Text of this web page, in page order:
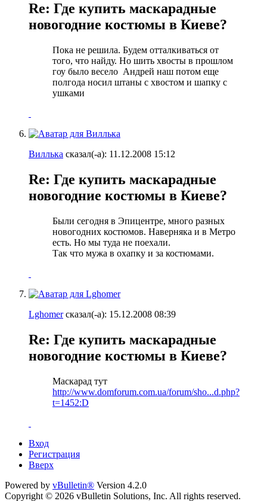
Re: Где купить маскарадные
новогодние костюмы в Киеве?
Пока не решила. Будем отталкиваться от
того, что найду. Но шить хвосты в прошлом
гоу было весело Андрей наш потом еще
полгода носил штаны с хвостом и шапку с
ушками
Виллька сказал(-а): 11.12.2008 15:12
Re: Где купить маскарадные
новогодние костюмы в Киеве?
Были сегодня в Эпицентре, много разных
новогодних костюмов. Наверняка и в Метро
есть. Но мы туда не поехали.
Так что мужа в охапку и за костюмами.
Lghomerсказал(-а): 15.12.2008 08:39
Re: Где купить маскарадные
новогодние костюмы в Киеве?
Маскарад тут
http://www.domforum.com.ua/forum/sho...d.php?
t=1452:D
Вход
Регистрация
Вверх
Powered by vBulletin® Version 4.2.0
Copyright © 2026 vBulletin Solutions, Inc. All rights reserved.